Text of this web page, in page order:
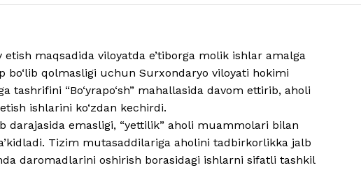
maqsadida viloyatda e’tiborga molik ishlar amalga
qolmasligi uchun Surxondaryo viloyati hokimi
tashrifini “Bo‘yrapo‘sh” mahallasida davom ettirib, aholi
ishlarini ko‘zdan kechirdi.
emasligi, “yettilik” aholi muammolari bilan
Tizim mutasaddilariga aholini tadbirkorlikka jalb
daromadlarini oshirish borasidagi ishlarni sifatli tashkil